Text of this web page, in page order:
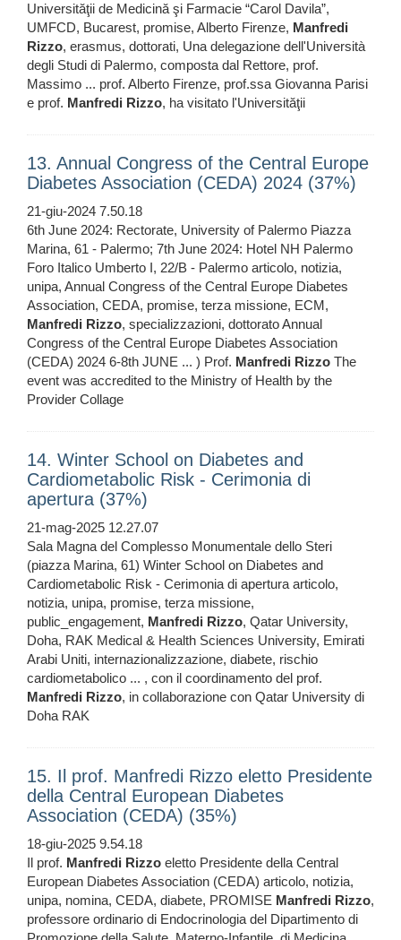
Universităţii de Medicină şi Farmacie “Carol Davila”,
UMFCD, Bucarest, promise, Alberto Firenze, Manfredi
Rizzo, erasmus, dottorati, Una delegazione dell'Università
degli Studi di Palermo, composta dal Rettore, prof.
Massimo ... prof. Alberto Firenze, prof.ssa Giovanna Parisi
e prof. Manfredi Rizzo, ha visitato l'Universităţii
13. Annual Congress of the Central Europe
Diabetes Association (CEDA) 2024 (37%)
21-giu-2024 7.50.18
6th June 2024: Rectorate, University of Palermo Piazza
Marina, 61 - Palermo; 7th June 2024: Hotel NH Palermo
Foro Italico Umberto I, 22/B - Palermo articolo, notizia,
unipa, Annual Congress of the Central Europe Diabetes
Association, CEDA, promise, terza missione, ECM,
Manfredi Rizzo, specializzazioni, dottorato Annual
Congress of the Central Europe Diabetes Association
(CEDA) 2024 6-8th JUNE ... ) Prof. Manfredi Rizzo The
event was accredited to the Ministry of Health by the
Provider Collage
14. Winter School on Diabetes and
Cardiometabolic Risk - Cerimonia di
apertura (37%)
21-mag-2025 12.27.07
Sala Magna del Complesso Monumentale dello Steri
(piazza Marina, 61) Winter School on Diabetes and
Cardiometabolic Risk - Cerimonia di apertura articolo,
notizia, unipa, promise, terza missione,
public_engagement, Manfredi Rizzo, Qatar University,
Doha, RAK Medical & Health Sciences University, Emirati
Arabi Uniti, internazionalizzazione, diabete, rischio
cardiometabolico ... , con il coordinamento del prof.
Manfredi Rizzo, in collaborazione con Qatar University di
Doha RAK
15. Il prof. Manfredi Rizzo eletto Presidente
della Central European Diabetes
Association (CEDA) (35%)
18-giu-2025 9.54.18
Il prof. Manfredi Rizzo eletto Presidente della Central
European Diabetes Association (CEDA) articolo, notizia,
unipa, nomina, CEDA, diabete, PROMISE Manfredi Rizzo,
professore ordinario di Endocrinologia del Dipartimento di